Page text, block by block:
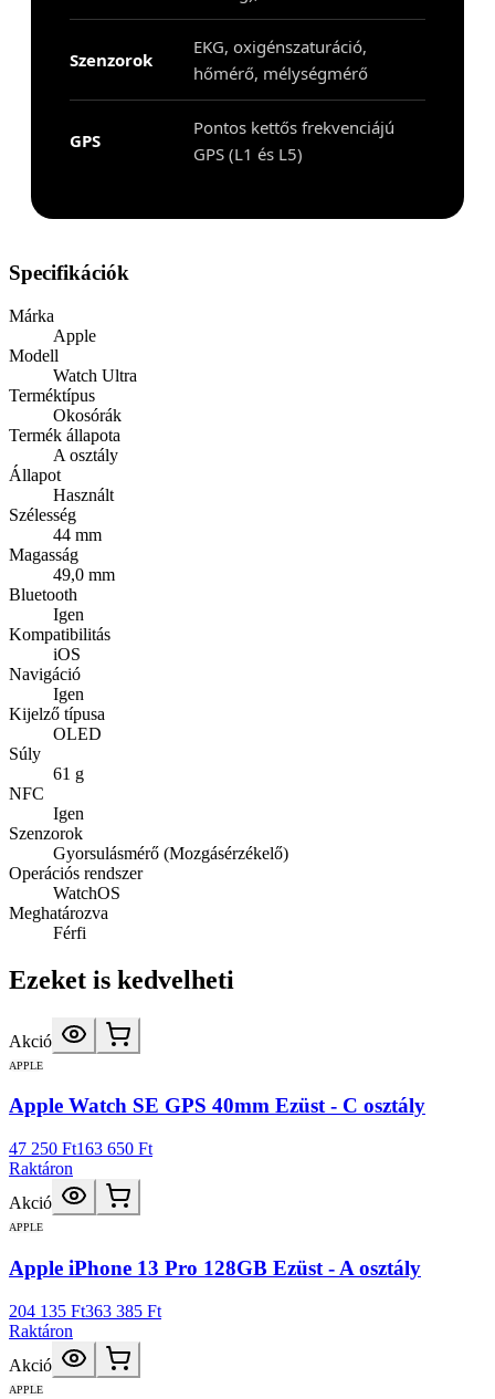
Szenzorok
EKG, oxigénszaturáció,
hőmérő, mélységmérő
GPS
Pontos kettős frekvenciájú
GPS (L1 és L5)
Specifikációk
Márka
Apple
Modell
Watch Ultra
Terméktípus
Okosórák
Termék állapota
A osztály
Állapot
Használt
Szélesség
44 mm
Magasság
49,0 mm
Bluetooth
Igen
Kompatibilitás
iOS
Navigáció
Igen
Kijelző típusa
OLED
Súly
61 g
NFC
Igen
Szenzorok
Gyorsulásmérő (Mozgásérzékelő)
Operációs rendszer
WatchOS
Meghatározva
Férfi
Ezeket is kedvelheti
Akció
APPLE
Apple Watch SE GPS 40mm Ezüst - C osztály
47 250 Ft163 650 Ft
Raktáron
Akció
APPLE
Apple iPhone 13 Pro 128GB Ezüst - A osztály
204 135 Ft363 385 Ft
Raktáron
Akció
APPLE